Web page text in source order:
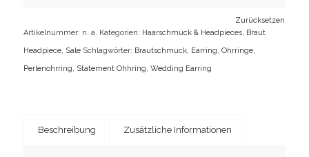
Zurücksetzen
Artikelnummer: n. a. Kategorien: Haarschmuck & Headpieces, Braut
Headpiece, Sale Schlagwörter: Brautschmuck, Earring, Ohrringe,
Perlenohrring, Statement Ohhring, Wedding Earring
Beschreibung Zusätzliche Informationen